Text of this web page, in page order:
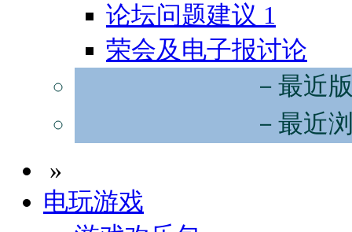
论坛问题建议 1
荣会及电子报讨论
－最近
－最近
»
电玩游戏